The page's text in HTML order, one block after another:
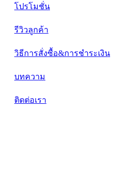
โปรโมชั่น
รีวิวลูกค้า
วิธีการสั่งซื้อ&การชำระเงิน
บทความ
ติดต่อเรา